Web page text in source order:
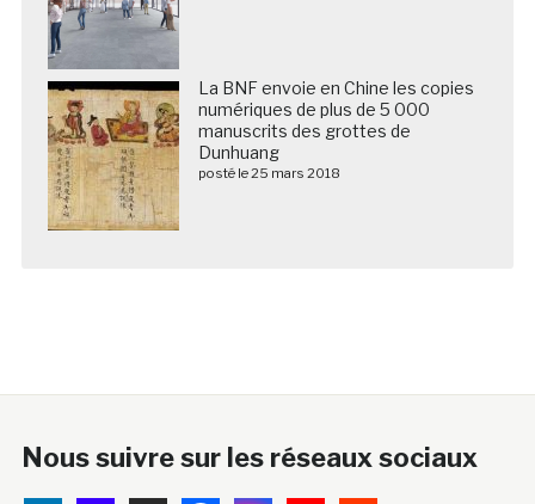
La BNF envoie en Chine les copies
numériques de plus de 5 000
manuscrits des grottes de
Dunhuang
posté le 25 mars 2018
Nous suivre sur les réseaux sociaux